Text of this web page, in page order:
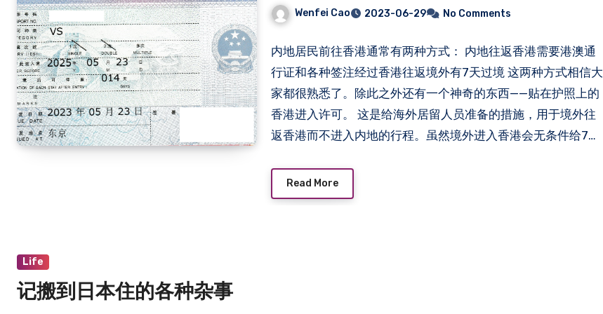
Wenfei Cao 2023-06-29 No Comments
内地居民前往香港通常有两种方式： 内地往返香港需要港澳通
行证和各种签注经过香港往返境外有7天过境 这两种方式相信大
家都很熟悉了。除此之外还有一个神奇的东西——贴在护照上的
香港进入许可。 这是给海外居留人员准备的措施，用于境外往
返香港而不进入内地的行程。虽然境外进入香港会无条件给7天
地向后转，再利用一次过境也是可以的。 除此之外比较实用的
情况是没有港澳通… Read more
Read More
Life
记搬到日本住的各种杂事